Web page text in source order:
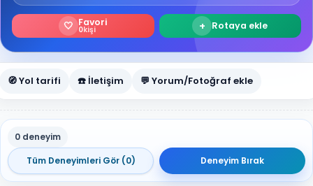
🤍 Favori
0kişi + Rotaya ekle
🧭 Yol tarifi ☎️ İletişim 💬 Yorum/Fotoğraf ekle
0 deneyim
Tüm Deneyimleri Gör (0)
Deneyim Bırak